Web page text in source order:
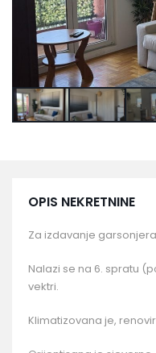
OPIS NEKRETNINE
Za izdavanje
Nalazi se na 6. spratu
vektri.
Klimatizovana je,